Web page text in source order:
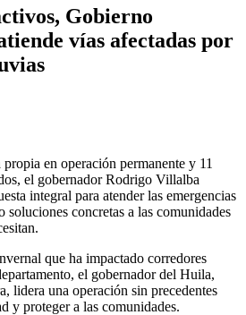
Gobierno
vías afectadas por
en operación permanente y 11
el gobernador Rodrigo Villalba
integral para atender las emergencias
concretas a las comunidades
que ha impactado corredores
el gobernador del Huila,
lidera una operación sin precedentes
y proteger a las comunidades.